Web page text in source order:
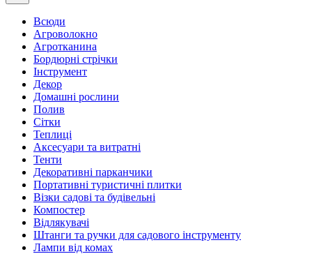
Всюди
Агроволокно
Агротканина
Бордюрні стрічки
Інструмент
Декор
Домашні рослини
Полив
Сітки
Теплиці
Аксесуари та витратні
Тенти
Декоративні парканчики
Портативні туристичні плитки
Візки садові та будівельні
Компостер
Відлякувачі
Штанги та ручки для садового інструменту
Лампи від комах